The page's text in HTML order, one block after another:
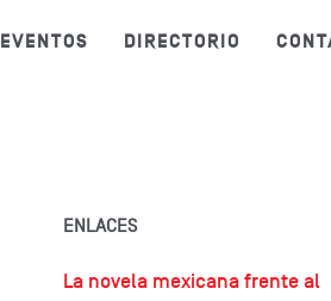
EVENTOS DIRECTORIO
ENLACES
La novela mexicana frente al